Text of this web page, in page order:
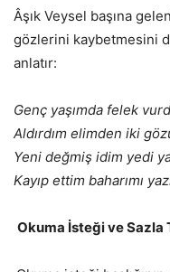
Âşık Veysel başına
gözlerini kaybetmesini
anlatır:
Genç yaşımda felek
Aldırdım elimden iki
Yeni değmiş idim yedi
Kayıp ettim baharımı
Okuma İsteği ve Sazla